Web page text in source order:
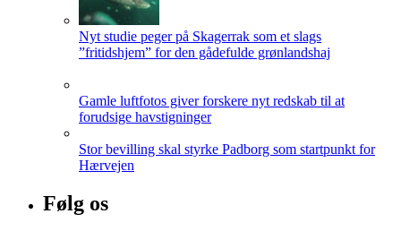
Nyt studie peger på Skagerrak som et slags
”fritidshjem” for den gådefulde grønlandshaj
Gamle luftfotos giver forskere nyt redskab til at
forudsige havstigninger
Stor bevilling skal styrke Padborg som startpunkt for
Hærvejen
Følg os